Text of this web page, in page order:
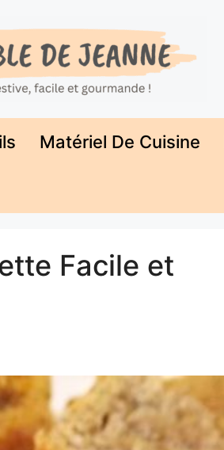
Matériel De Cuisine
Facile et